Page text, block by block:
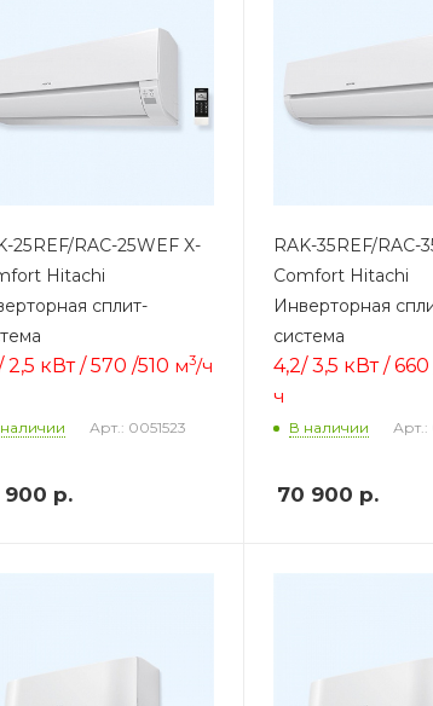
25REF/RAC-25WEF X-
Hitachi
сплит-
2,5 кВт / 570 /510 м3/ч
Арт.: 0051523
900 р.
RAK-35REF/RAC-
Comfort Hitachi
Инверторная
система
4,2/ 3,5 кВт /
ч
В наличии Арт.:
70 900 р.